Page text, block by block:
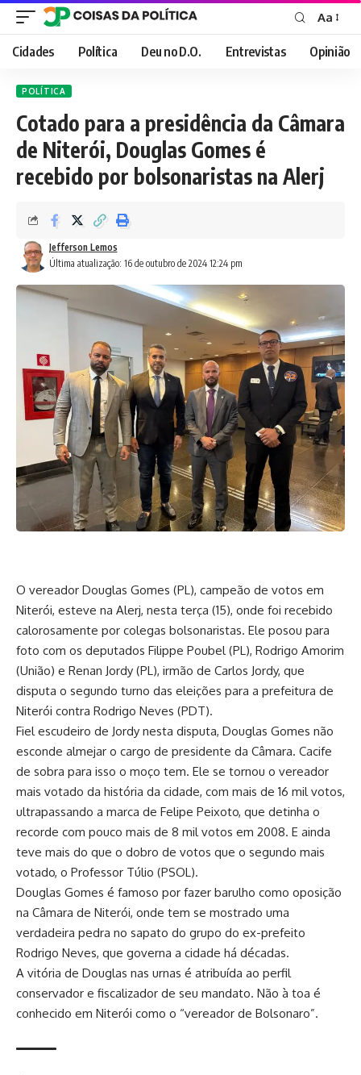
Font
Resizer
Aa
Cidades Política Deu no D.O. Entrevistas Opinião
POLÍTICA
Cotado para a presidência da Câmara
de Niterói, Douglas Gomes é
recebido por bolsonaristas na Alerj
Última atualização: 16 de outubro de 2024 12:24 pm
Jefferson Lemos
O vereador Douglas Gomes (PL), campeão de votos em
Niterói, esteve na Alerj, nesta terça (15), onde foi recebido
calorosamente por colegas bolsonaristas. Ele posou para
foto com os deputados Filippe Poubel (PL), Rodrigo Amorim
(União) e Renan Jordy (PL), irmão de Carlos Jordy, que
disputa o segundo turno das eleições para a prefeitura de
Niterói contra Rodrigo Neves (PDT).
Fiel escudeiro de Jordy nesta disputa, Douglas Gomes não
esconde almejar o cargo de presidente da Câmara. Cacife
de sobra para isso o moço tem. Ele se tornou o vereador
mais votado da história da cidade, com mais de 16 mil votos,
ultrapassando a marca de Felipe Peixoto, que detinha o
recorde com pouco mais de 8 mil votos em 2008. E ainda
teve mais do que o dobro de votos que o segundo mais
votado, o Professor Túlio (PSOL).
Douglas Gomes é famoso por fazer barulho como oposição
na Câmara de Niterói, onde tem se mostrado uma
verdadeira pedra no sapato do grupo do ex-prefeito
Rodrigo Neves, que governa a cidade há décadas.
A vitória de Douglas nas urnas é atribuída ao perfil
conservador e fiscalizador de seu mandato. Não à toa é
conhecido em Niterói como o “vereador de Bolsonaro”.